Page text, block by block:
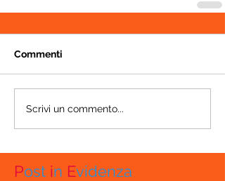
Commenti
Scrivi un commento...
Post in Evidenza